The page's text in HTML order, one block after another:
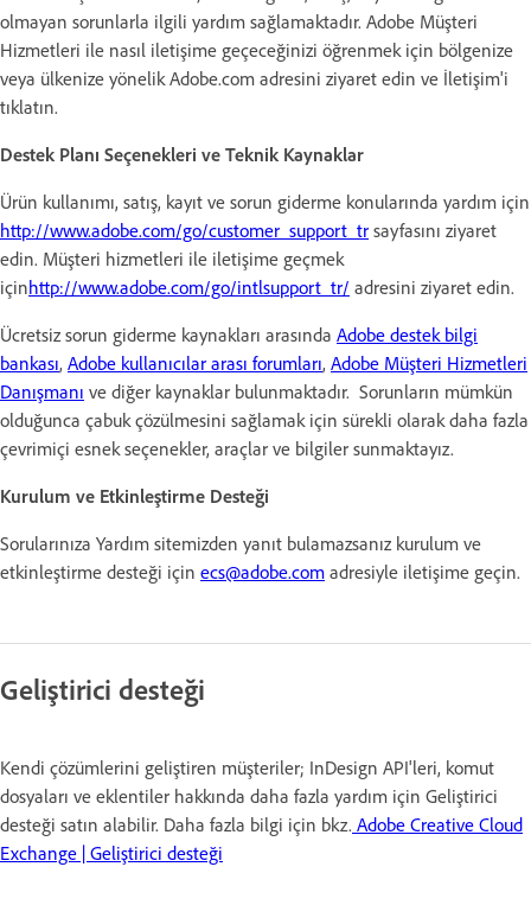
olmayan sorunlarla ilgili yardım sağlamaktadır. Adobe Müşteri
Hizmetleri ile nasıl iletişime geçeceğinizi öğrenmek için bölgenize
veya ülkenize yönelik Adobe.com adresini ziyaret edin ve İletişim'i
tıklatın.
Destek Planı Seçenekleri ve Teknik Kaynaklar
Ürün kullanımı, satış, kayıt ve sorun giderme konularında yardım için
http://www.adobe.com/go/customer_support_tr sayfasını ziyaret
edin. Müşteri hizmetleri ile iletişime geçmek
içinhttp://www.adobe.com/go/intlsupport_tr/ adresini ziyaret edin.
Ücretsiz sorun giderme kaynakları arasında Adobe destek bilgi
bankası, Adobe kullanıcılar arası forumları, Adobe Müşteri Hizmetleri
Danışmanı ve diğer kaynaklar bulunmaktadır. Sorunların mümkün
olduğunca çabuk çözülmesini sağlamak için sürekli olarak daha fazla
çevrimiçi esnek seçenekler, araçlar ve bilgiler sunmaktayız.
Kurulum ve Etkinleştirme Desteği
Sorularınıza Yardım sitemizden yanıt bulamazsanız kurulum ve
etkinleştirme desteği için ecs@adobe.com adresiyle iletişime geçin.
Geliştirici desteği
Kendi çözümlerini geliştiren müşteriler; InDesign API'leri, komut
dosyaları ve eklentiler hakkında daha fazla yardım için Geliştirici
desteği satın alabilir. Daha fazla bilgi için bkz. Adobe Creative Cloud
Exchange | Geliştirici desteği